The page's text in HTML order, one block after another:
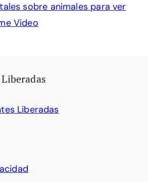
sobre animales para ver
Video
Liberadas